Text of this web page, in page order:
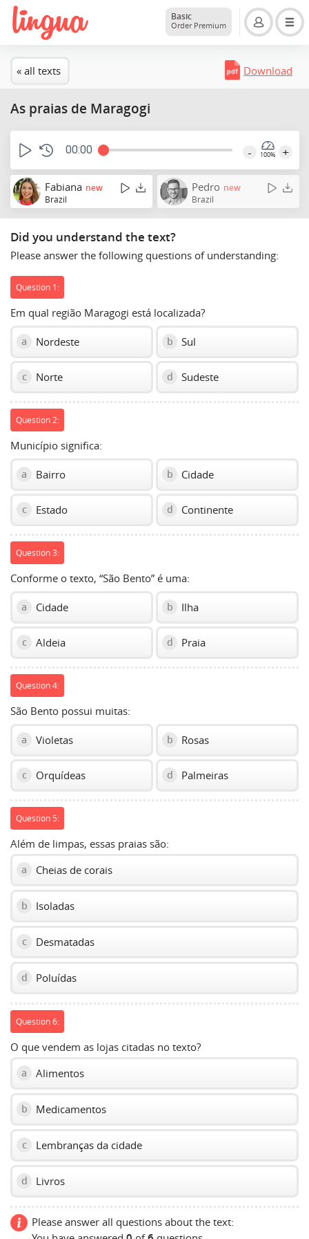
Basic
Order Premium
« all texts Download
As praias de Maragogi
00:00 - 100% +
Fabiana new
Brazil
Pedro new
Brazil
Did you understand the text?
Please answer the following questions of understanding:
Question 1:
Em qual região Maragogi está localizada?
a Nordeste b Sul
c Norte d Sudeste
Question 2:
Município significa:
a Bairro b Cidade
c Estado d Continente
Question 3:
Conforme o texto, “São Bento” é uma:
a Cidade b Ilha
c Aldeia d Praia
Question 4:
São Bento possui muitas:
a Violetas b Rosas
c Orquídeas d Palmeiras
Question 5:
Além de limpas, essas praias são:
a Cheias de corais
b Isoladas
c Desmatadas
d Poluídas
Question 6:
O que vendem as lojas citadas no texto?
a Alimentos
b Medicamentos
c Lembranças da cidade
d Livros
Please answer all questions about the text: